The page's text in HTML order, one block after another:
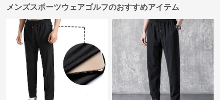
メンズスポーツウェアゴルフのおすすめアイテム